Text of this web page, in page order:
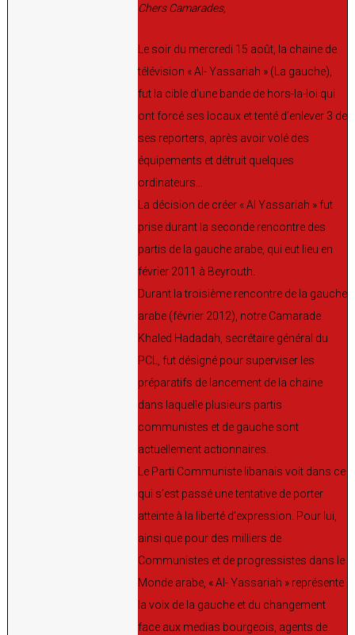
Chers Camarades,
Le soir du mercredi 15 août, la chaine de
télévision « Al- Yassariah » (La gauche),
fut la cible d’une bande de hors-la-loi qui
ont forcé ses locaux et tenté d’enlever 3 de
ses reporters, après avoir volé des
équipements et détruit quelques
ordinateurs…
La décision de créer « Al Yassariah » fut
prise durant la seconde rencontre des
partis de la gauche arabe, qui eut lieu en
février 2011 à Beyrouth.
Durant la troisième rencontre de la gauche
arabe (février 2012), notre Camarade
Khaled Hadadah, secrétaire général du
PCL, fut désigné pour superviser les
préparatifs de lancement de la chaine
dans laquelle plusieurs partis
communistes et de gauche sont
actuellement actionnaires.
Le Parti Communiste libanais voit dans ce
qui s’est passé une tentative de porter
atteinte à la liberté d’expression. Pour lui,
ainsi que pour des milliers de
Communistes et de progressistes dans le
Monde arabe, « Al- Yassariah » représente
la voix de la gauche et du changement
face aux medias bourgeois, agents de